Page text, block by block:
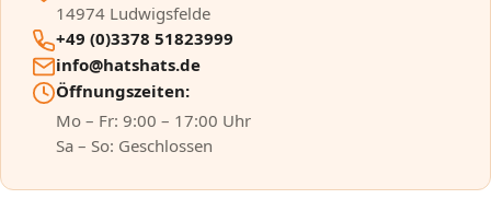
14974 Ludwigsfelde
+49 (0)3378 51823999
info@hatshats.de
Öffnungszeiten:
Mo – Fr: 9:00 – 17:00 Uhr
Sa – So: Geschlossen